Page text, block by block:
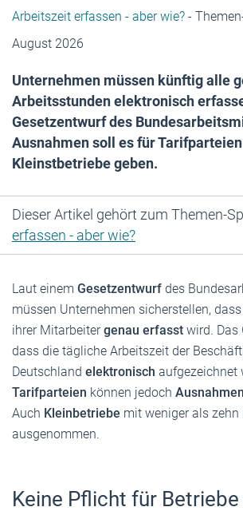
Arbeitszeit erfassen - aber wie? -
August 2026
Unternehmen müssen künftig alle
Arbeitsstunden elektronisch
Gesetzentwurf des
Ausnahmen soll es für
Kleinstbetriebe geben.
Dieser Artikel gehört zum Themen-
erfassen - aber wie?
Laut einem Gesetzentwurf des
müssen Unternehmen sicherstellen,
ihrer Mitarbeitergenau erfasst wird. Das
dass die tägliche Arbeitszeit der
Deutschland elektronisch aufgezeichnet
Tarifparteien können jedoch Ausnahmen
Auch Kleinbetriebe mit weniger als
ausgenommen.
Keine Pflicht für